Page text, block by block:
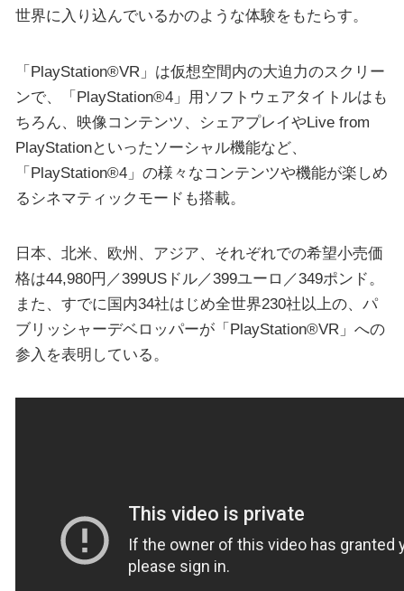
世界に入り込んでいるかのような体験をもたらす。
「PlayStation®VR」は仮想空間内の大迫力のスクリー
ンで、「PlayStation®4」用ソフトウェアタイトルはも
ちろん、映像コンテンツ、シェアプレイやLive from
PlayStationといったソーシャル機能など、
「PlayStation®4」の様々なコンテンツや機能が楽しめ
るシネマティックモードも搭載。
日本、北米、欧州、アジア、それぞれでの希望小売価
格は44,980円／399USドル／399ユーロ／349ポンド。
また、すでに国内34社はじめ全世界230社以上の、パ
ブリッシャーデベロッパーが「PlayStation®VR」への
参入を表明している。